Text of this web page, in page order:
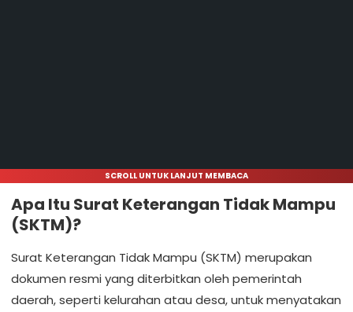
SCROLL UNTUK LANJUT MEMBACA
Apa Itu Surat Keterangan Tidak Mampu
(SKTM)?
Surat Keterangan Tidak Mampu (SKTM) merupakan
dokumen resmi yang diterbitkan oleh pemerintah
daerah, seperti kelurahan atau desa, untuk menyatakan